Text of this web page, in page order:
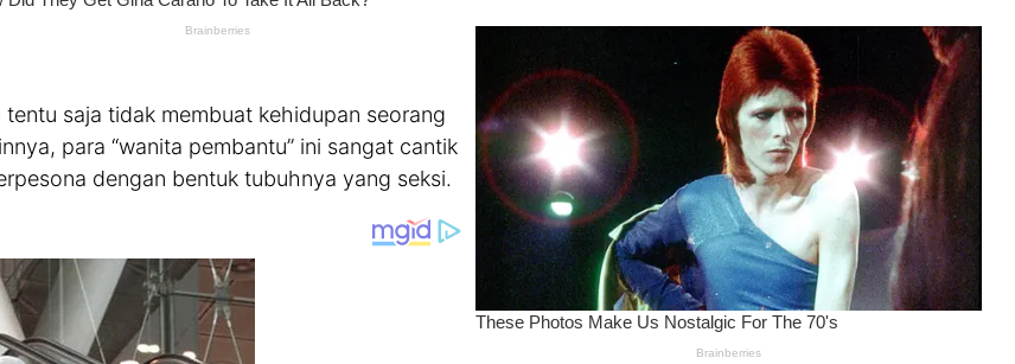
saja tidak membuat kehidupan seorang
para “wanita pembantu” ini sangat cantik
dengan bentuk tubuhnya yang seksi.